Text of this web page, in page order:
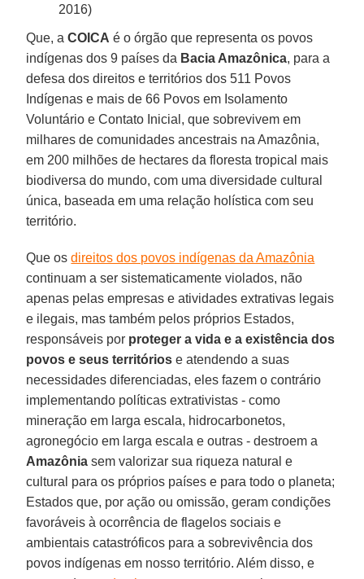
2016)
Que, aCOICA é o órgão que representa os povos
indígenas dos 9 países da Bacia Amazônica, para a
defesa dos direitos e territórios dos 511 Povos
Indígenas e mais de 66 Povos em Isolamento
Voluntário e Contato Inicial, que sobrevivem em
milhares de comunidades ancestrais na Amazônia,
em 200 milhões de hectares da floresta tropical mais
biodiversa do mundo, com uma diversidade cultural
única, baseada em uma relação holística com seu
território.
Que osdireitos dos povos indígenas da Amazônia
continuam a ser sistematicamente violados, não
apenas pelas empresas e atividades extrativas legais
e ilegais, mas também pelos próprios Estados,
responsáveis por proteger a vida e a existência dos
povos e seus territórios e atendendo a suas
necessidades diferenciadas, eles fazem o contrário
implementando políticas extrativistas - como
mineração em larga escala, hidrocarbonetos,
agronegócio em larga escala e outras - destroem a
Amazônia sem valorizar sua riqueza natural e
cultural para os próprios países e para todo o planeta;
Estados que, por ação ou omissão, geram condições
favoráveis à ocorrência de flagelos sociais e
ambientais catastróficos para a sobrevivência dos
povos indígenas em nosso território. Além disso, e